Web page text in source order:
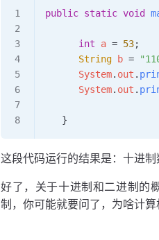
    public
static
       return
Integer
public static void
      int
a = 53;
      String
b =
      System
. out .
      System
. out .
   }
这段代码运行的结果是：十进
好了，关于十进制和二进制的
制，你可能就要问了，为啥计